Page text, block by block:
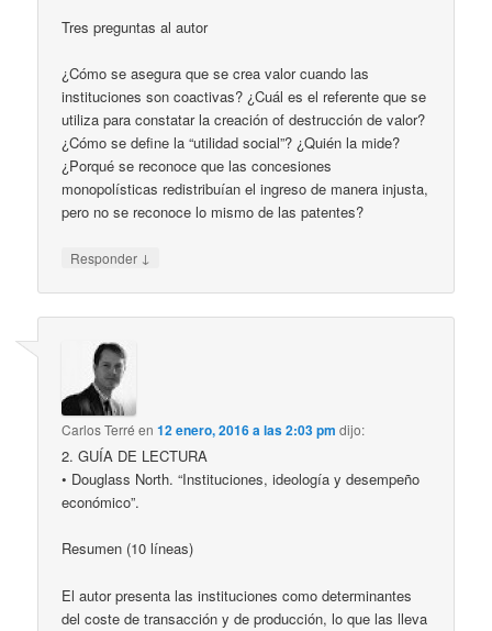
Tres preguntas al autor
¿Cómo se asegura que se crea valor cuando las
instituciones son coactivas? ¿Cuál es el referente que se
utiliza para constatar la creación of destrucción de valor?
¿Cómo se define la “utilidad social”? ¿Quién la mide?
¿Porqué se reconoce que las concesiones
monopolísticas redistribuían el ingreso de manera injusta,
pero no se reconoce lo mismo de las patentes?
Responder ↓
Carlos Terré en12 enero, 2016 a las 2:03 pm dijo:
2. GUÍA DE LECTURA
• Douglass North. “Instituciones, ideología y desempeño
económico”.
Resumen (10 líneas)
El autor presenta las instituciones como determinantes
del coste de transacción y de producción, lo que las lleva